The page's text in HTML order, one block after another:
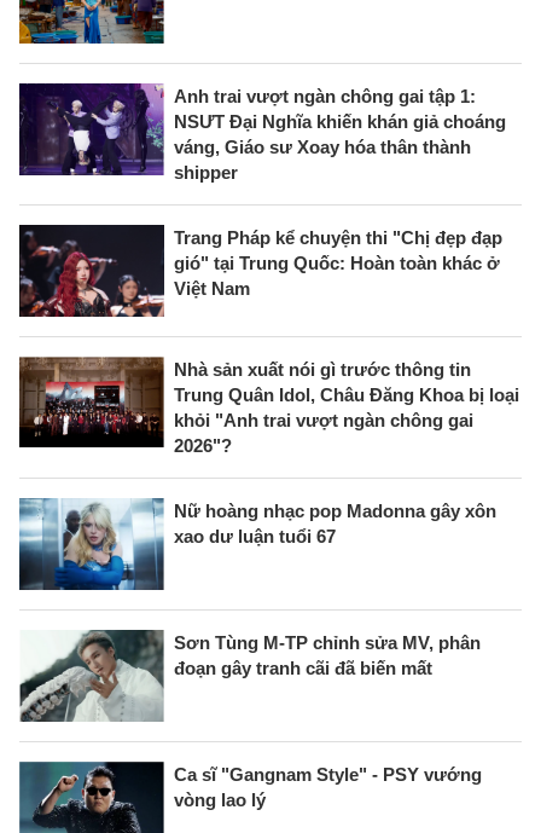
Anh trai vượt ngàn chông gai tập 1:
NSƯT Đại Nghĩa khiến khán giả choáng
váng, Giáo sư Xoay hóa thân thành
shipper
Trang Pháp kể chuyện thi "Chị đẹp đạp
gió" tại Trung Quốc: Hoàn toàn khác ở
Việt Nam
Nhà sản xuất nói gì trước thông tin
Trung Quân Idol, Châu Đăng Khoa bị loại
khỏi "Anh trai vượt ngàn chông gai
2026"?
Nữ hoàng nhạc pop Madonna gây xôn
xao dư luận tuổi 67
Sơn Tùng M-TP chỉnh sửa MV, phân
đoạn gây tranh cãi đã biến mất
Ca sĩ "Gangnam Style" - PSY vướng
vòng lao lý